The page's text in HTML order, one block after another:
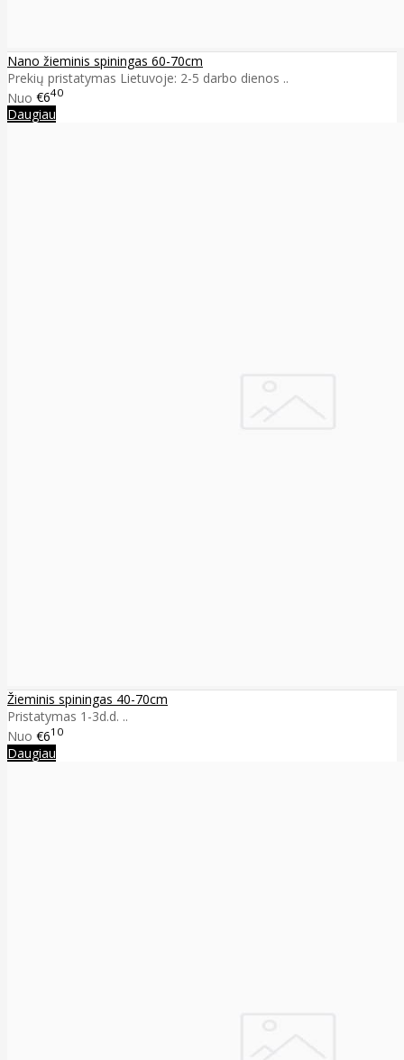
Nano žieminis spiningas 60-70cm
Prekių pristatymas Lietuvoje: 2-5 darbo dienos ..
Nuo €640
Daugiau
Žieminis spiningas 40-70cm
Pristatymas 1-3d.d. ..
Nuo €610
Daugiau